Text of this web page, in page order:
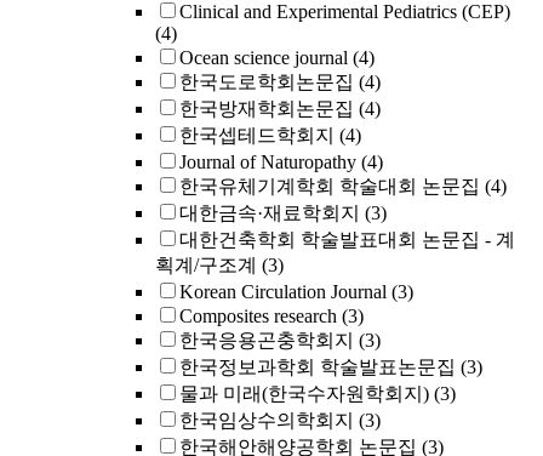
Clinical and Experimental Pediatrics (CEP)
(4)
Ocean science journal (4)
한국도로학회논문집 (4)
한국방재학회논문집 (4)
한국셉테드학회지 (4)
Journal of Naturopathy (4)
한국유체기계학회 학술대회 논문집 (4)
대한금속·재료학회지 (3)
대한건축학회 학술발표대회 논문집 - 계
획계/구조계 (3)
Korean Circulation Journal (3)
Composites research (3)
한국응용곤충학회지 (3)
한국정보과학회 학술발표논문집 (3)
물과 미래(한국수자원학회지) (3)
한국임상수의학회지 (3)
한국해안해양공학회 논문집 (3)